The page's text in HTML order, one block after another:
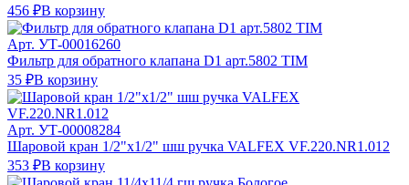
456 ₽В корзину
Арт. УТ-00016260
Фильтр для обратного клапана D1 арт.5802 TIM
35 ₽В корзину
Арт. УТ-00008284
Шаровой кран 1/2"х1/2" шш ручка VALFEX VF.220.NR1.012
353 ₽В корзину